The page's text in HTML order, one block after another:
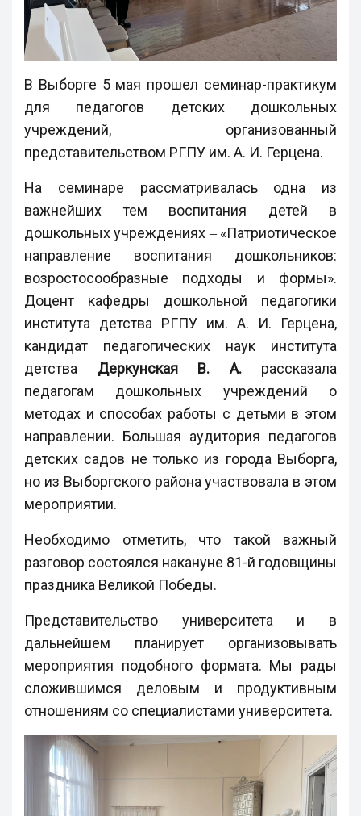
В Выборге 5 мая прошел семинар-практикум
для педагогов детских дошкольных
учреждений, организованный
представительством РГПУ им. А. И. Герцена.
На семинаре рассматривалась одна из
важнейших тем воспитания детей в
дошкольных учреждениях ‒ «Патриотическое
направление воспитания дошкольников:
возростосообразные подходы и формы».
Доцент кафедры дошкольной педагогики
института детства РГПУ им. А. И. Герцена,
кандидат педагогических наук института
детства Деркунская В. А.рассказала
педагогам дошкольных учреждений о
методах и способах работы с детьми в этом
направлении. Большая аудитория педагогов
детских садов не только из города Выборга,
но из Выборгского района участвовала в этом
мероприятии.
Необходимо отметить, что такой важный
разговор состоялся накануне 81-й годовщины
праздника Великой Победы.
Представительство университета и в
дальнейшем планирует организовывать
мероприятия подобного формата. Мы рады
сложившимся деловым и продуктивным
отношениям со специалистами университета.